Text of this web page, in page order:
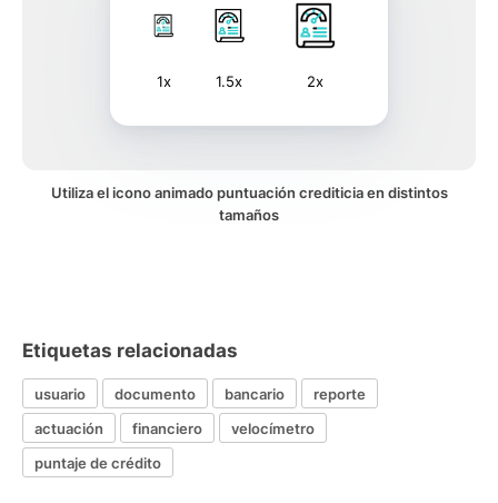
1x 1.5x 2x
Utiliza el icono animado puntuación crediticia en distintos
tamaños
Etiquetas relacionadas
usuario documento bancario
reporte
actuación
financiero
velocímetro
puntaje de crédito